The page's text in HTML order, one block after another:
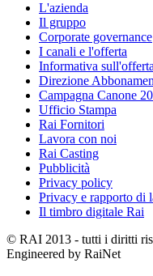
L'azienda
Il gruppo
Corporate governance
I canali e l'offerta
Informativa
Direzione
Campagna Canone
Ufficio Stampa
Rai Fornitori
Lavora con noi
Rai Casting
Pubblicità
Privacy policy
Privacy e rapporto di
Il timbro digitale Rai
© RAI 2013 - tutti i diritti
Engineered by RaiNet